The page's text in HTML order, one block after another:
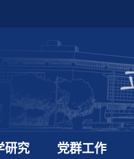
研究 党群工作